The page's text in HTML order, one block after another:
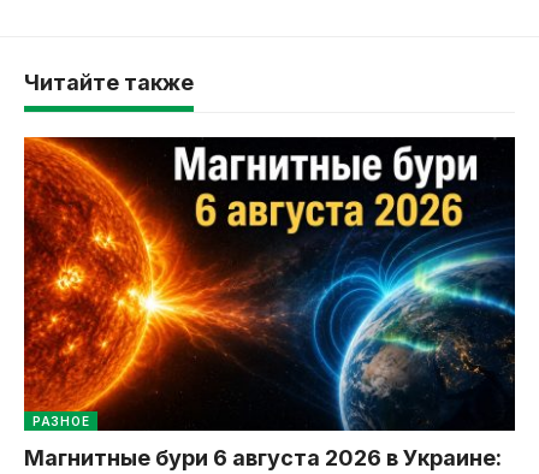
Читайте также
РАЗНОЕ
Магнитные бури 6 августа 2026 в Украине: